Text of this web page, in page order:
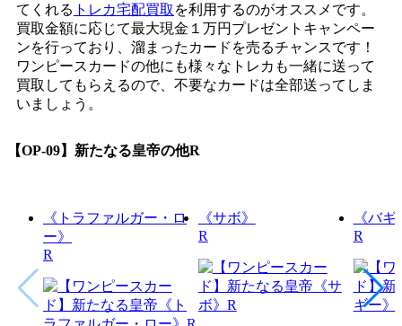
てくれる トレカ宅配買取 を利用するのがオススメです。
買取金額に応じて最大現金１万円プレゼントキャンペー
ンを行っており、溜まったカードを売るチャンスです！
ワンピースカードの他にも様々なトレカも一緒に送って
買取してもらえるので、不要なカードは全部送ってしま
いましょう。
【OP-09】新たなる皇帝の他R
《トラファルガー・ロ
ー》
R
《サボ》
R
《バ
R